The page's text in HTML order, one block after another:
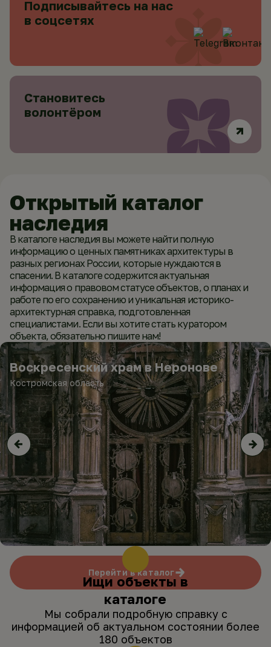
Подписывайтесь на нас
в соцсетях
Становитесь
волонтёром
Открытый каталог
наследия
В каталоге наследия вы можете найти полную
информацию о ценных памятниках архитектуры в
разных регионах России, которые нуждаются в
спасении. В каталоге содержится актуальная
информация о правовом статусе объектов, о планах и
работе по его сохранению и уникальная историко-
архитектурная справка, подготовленная
специалистами. Если вы хотите стать куратором
объекта, обязательно пишите нам!
Воскресенский храм в Неронове
Костромская область
Перейти в каталог
Ищи объекты в
каталоге
Мы собрали подробную справку с
информацией об актуальном состоянии более
180 объектов